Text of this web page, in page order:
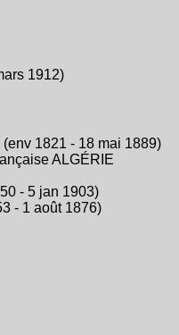
1912)
(env 1821 - 18 mai 1889)
ALGÉRIE
- 5 jan 1903)
- 1 août 1876)